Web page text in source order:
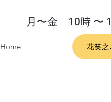
月〜金 10時 〜
Home 花笑